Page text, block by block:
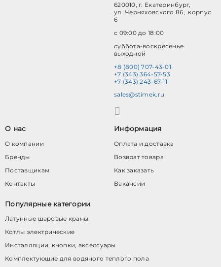
620010, г. Екатеринбург,
ул. Черняховского 86, корпус
6
с 09:00 до 18:00
суббота-воскресенье
выходной
+8 (800) 707-43-01
+7 (343) 364-57-53
+7 (343) 243-67-11
sales@stimek.ru
О нас
О компании
Бренды
Поставщикам
Контакты
Информация
Оплата и доставка
Возврат товара
Как заказать
Вакансии
Популярные категории
Латунные шаровые краны
Котлы электрические
Инсталляции, кнопки, аксессуары
Комплектующие для водяного теплого пола